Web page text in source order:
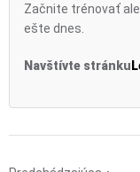
Začnite trénovať
ešte dnes.
Navštívte stránku